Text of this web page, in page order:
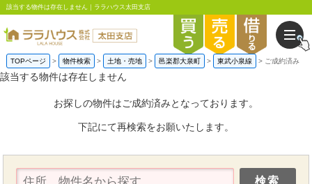
該当する物件は存在しません｜ララハウス太田支店
TOPページ 物件検索 土地・売地 邑楽郡大泉町 東武小泉線 ご成約済み
該当する物件は存在しません
お探しの物件はご成約済みとなっております。
下記にて再検索をお願いたします。